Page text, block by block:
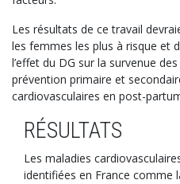
Les résultats de ce travail
les femmes les plus à risque et
l’effet du DG sur la survenue
prévention primaire et
cardiovasculaires en post-
RÉSULTATS
Les maladies
identifiées en France comme